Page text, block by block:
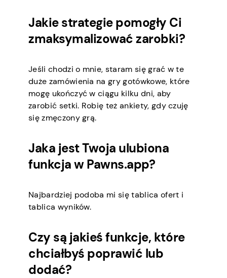
Jakie strategie pomogły Ci
zmaksymalizować zarobki?
Jeśli chodzi o mnie, staram się grać w te
duże zamówienia na gry gotówkowe, które
mogę ukończyć w ciągu kilku dni, aby
zarobić setki. Robię też ankiety, gdy czuję
się zmęczony grą.
Jaka jest Twoja ulubiona
funkcja w Pawns.app?
Najbardziej podoba mi się tablica ofert i
tablica wyników.
Czy są jakieś funkcje, które
chciałbyś poprawić lub
dodać?